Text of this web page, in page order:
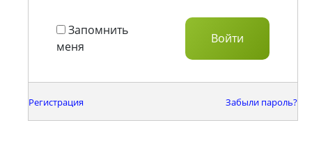
Запомнить
меня
Регистрация Забыли пароль?